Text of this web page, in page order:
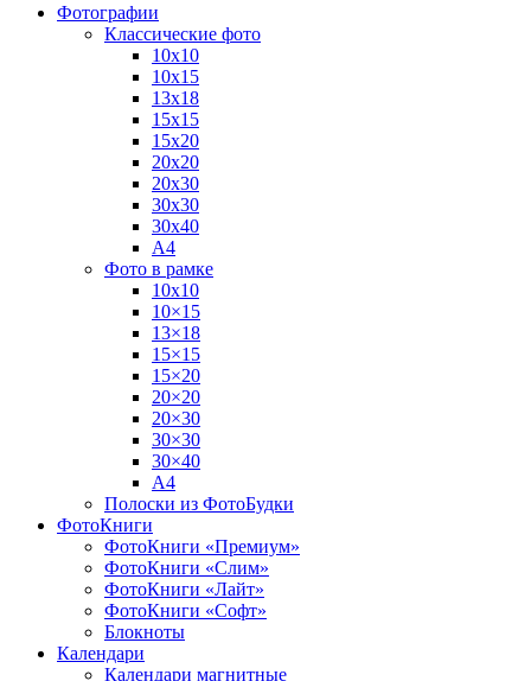
Фотографии
Классические фото
10х10
10х15
13х18
15х15
15х20
20х20
20х30
30х30
30х40
А4
Фото в рамке
10х10
10×15
13×18
15×15
15×20
20×20
20×30
30×30
30×40
A4
Полоски из ФотоБудки
ФотоКниги
ФотоКниги «Премиум»
ФотоКниги «Слим»
ФотоКниги «Лайт»
ФотоКниги «Софт»
Блокноты
Календари
Календари магнитные